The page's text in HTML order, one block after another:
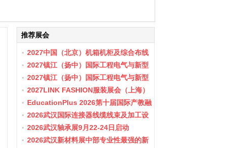
推荐展会
2027中国（北京）机箱机柜及综合布线
数据中心设施展览会
2027镇江（扬中）国际工程电气与新型
储能展会
2027镇江（扬中）国际工程电气与新型
储能产业博览会
2027LINK FASHION服装展会（上海）
EducationPlus 2026第十届国际产教融
合博览会
2026武汉国际连接器线缆线束及加工设
备展览会
2026武汉轴承展9月22-24日启动
2026武汉新材料展中部专业性最强的新